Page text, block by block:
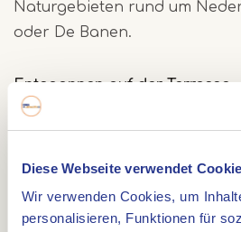
Diese Webseite verwendet
Wir verwenden Cookies, um
personalisieren, Funktionen für
Naturgebieten rund um
oder De Banen.
Entspannen auf der Terrasse
Bequeme Stühle und der Blick
zum Verweilen ein. Für kühle
Heizstrahler und Decken.